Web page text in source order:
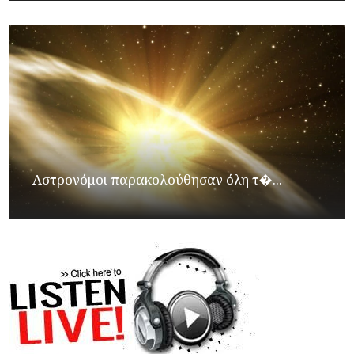
Αστρονόμοι παρακολούθησαν όλη τ�...